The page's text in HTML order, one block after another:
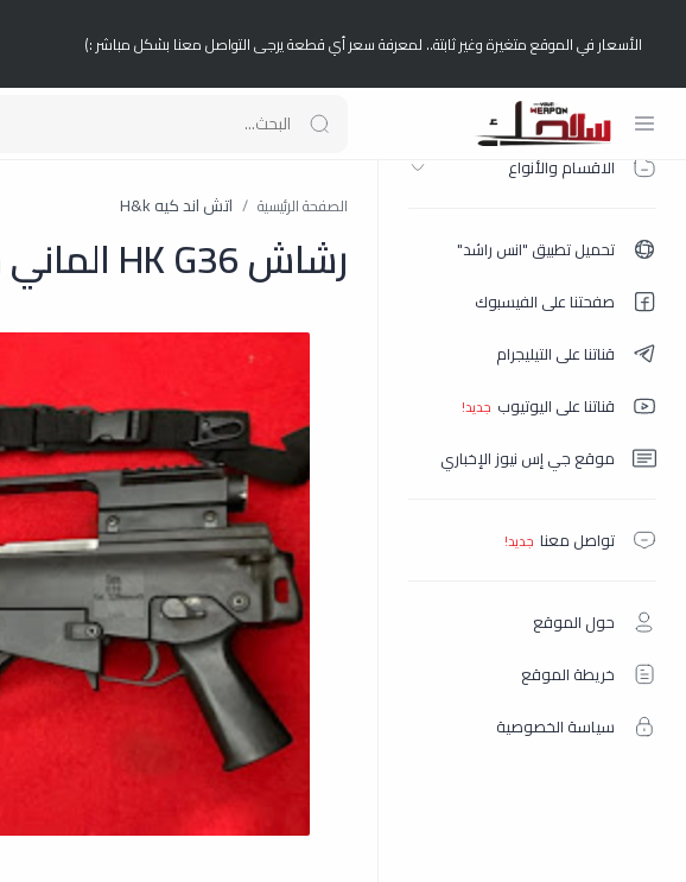
الأسعار في الموقع متغيرة وغير ثابتة.. لمعرفة سعر أي قطعة يرجى التواصل معنا بشكل مباشر :)
الصفحة الرئيسية
الاقسام والأنواع
تحميل تطبيق "انس راشد"
صفحتنا على الفيسبوك
قناتنا على التيليجرام
قناتنا على اليوتيوب
موقع جي إس نيوز الإخباري
تواصل معنا
حول الموقع
خريطة الموقع
سياسة الخصوصية
الصفحة الرئيسية اتش اند كيه H&k
رشاش HK G36 الماني حكومي عيار امفور